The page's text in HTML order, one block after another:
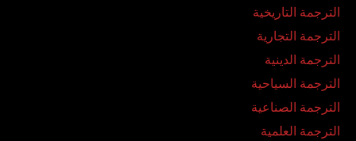
الترجمة التاريخية
الترجمة التجارية
الترجمة الدينية
الترجمة السياحية
الترجمة الصناعية
الترجمة العلمية